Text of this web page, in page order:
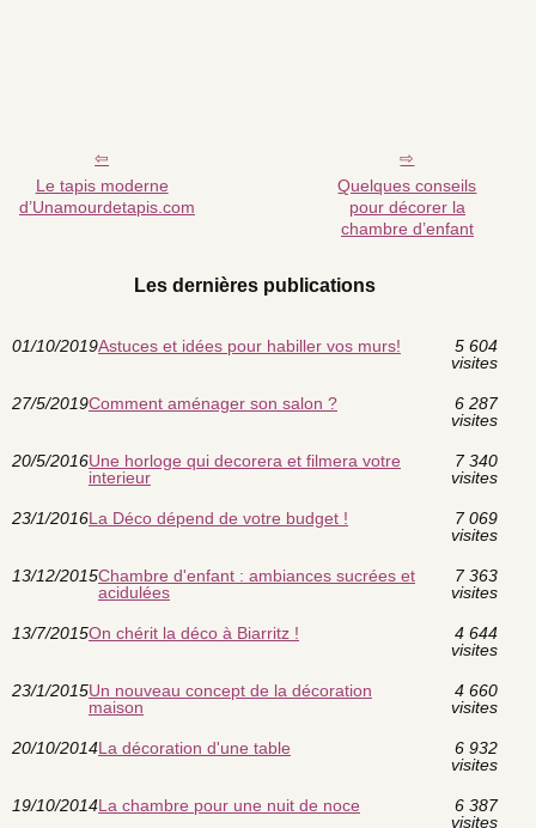
Le tapis moderne
d’Unamourdetapis.com
Quelques conseils
pour décorer la
chambre d’enfant
Les dernières publications
01/10/2019Astuces et idées pour habiller vos murs!
5 604
visites
27/5/2019Comment aménager son salon ?
6 287
visites
20/5/2016Une horloge qui decorera et filmera votre
interieur
7 340
visites
23/1/2016La Déco dépend de votre budget !
7 069
visites
13/12/2015Chambre d'enfant : ambiances sucrées et
acidulées
7 363
visites
13/7/2015On chérit la déco à Biarritz !
4 644
visites
23/1/2015Un nouveau concept de la décoration
maison
4 660
visites
20/10/2014La décoration d'une table
6 932
visites
19/10/2014La chambre pour une nuit de noce
6 387
visites